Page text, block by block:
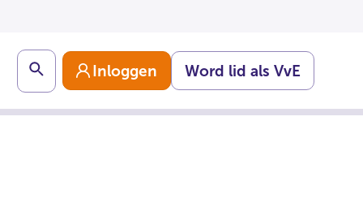
Search Inloggen Word lid als VvE